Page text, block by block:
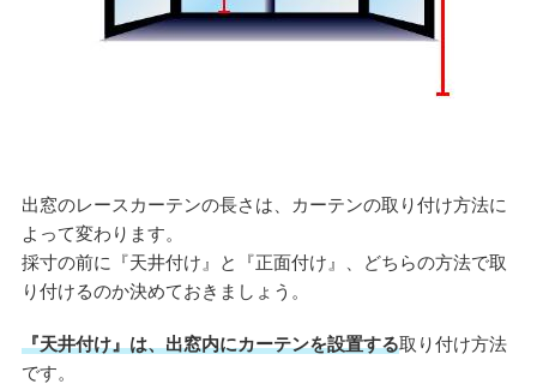
出窓のレースカーテンの長さは、カーテンの取り付け方法に
よって変わります。
採寸の前に『天井付け』と『正面付け』、どちらの方法で取
り付けるのか決めておきましょう。
『天井付け』は、出窓内にカーテンを設置する取り付け方法
です。